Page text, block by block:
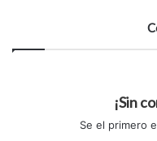
¡Sin
Se el primero